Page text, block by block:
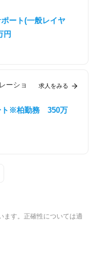
ポート(一般レイヤ
円
ーショ
ト※柏勤務
350万
求人をみる
ます。正確性については適